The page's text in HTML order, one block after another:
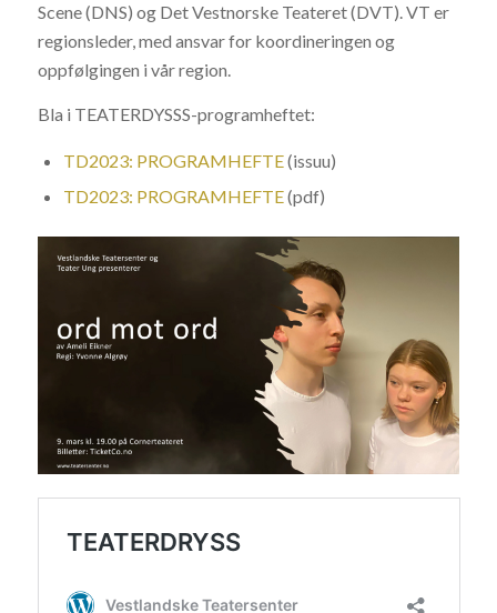
Scene (DNS) og Det Vestnorske Teateret (DVT). VT er
regionsleder, med ansvar for koordineringen og
oppfølgingen i vår region.
Bla i TEATERDYSSS-programheftet:
TD2023: PROGRAMHEFTE(issuu)
TD2023: PROGRAMHEFTE(pdf)